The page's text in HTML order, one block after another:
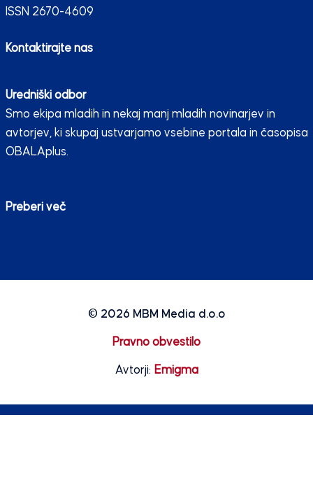
ISSN 2670-4609
Kontaktirajte nas
Uredniški odbor
Smo ekipa mladih in nekaj manj mladih novinarjev in
avtorjev, ki skupaj ustvarjamo vsebine portala in časopisa
OBALAplus.
Preberi več
© 2026 MBM Media d.o.o
Pravno obvestilo
Avtorji: Emigma